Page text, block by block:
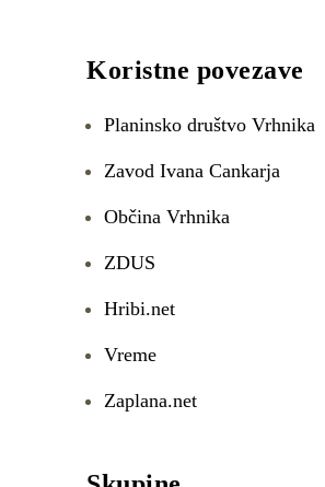
Koristne povezave
Planinsko društvo Vrhnika
Zavod Ivana Cankarja
Občina Vrhnika
ZDUS
Hribi.net
Vreme
Zaplana.net